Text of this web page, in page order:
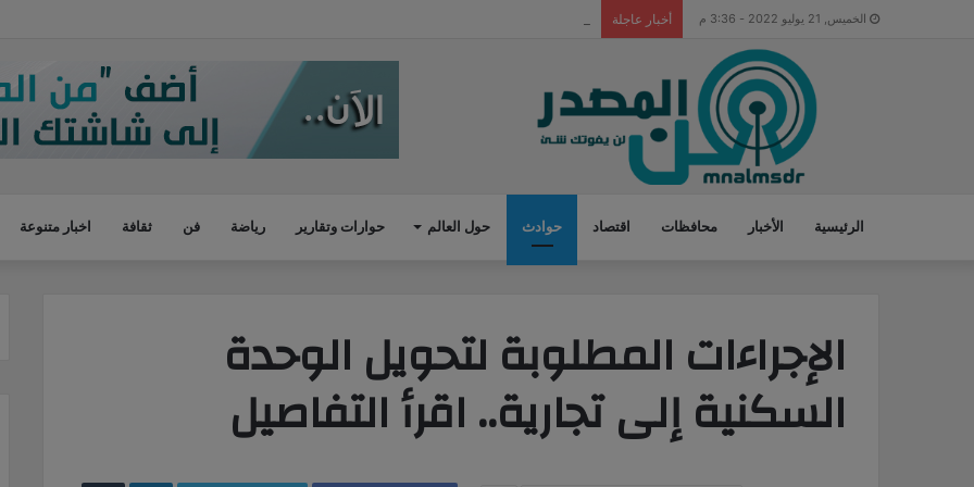
الخميس, 21 يوليو 2022 - 3:36 م أخبار عاجلة
الرئيسية الأخبار محافظات اقتصاد حوادث حول العالم حوارات وتقارير رياضة فن ثقافة اخبار متنوعة
الإجراءات المطلوبة لتحويل الوحدة
السكنية إلى تجارية.. اقرأ التفاصيل
LinkedIn
‏Tumblr